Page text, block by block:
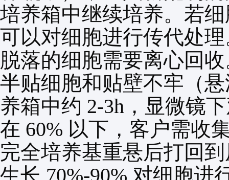
培养箱中继续培养。若
可以对细胞进行传代处
脱落的细胞需要离心回
半贴细胞和贴壁不牢（
养箱中约 2-3h ，显微镜
在 60% 以下，客户需收
完全培养基重悬后打回
生长 70%-90% 对细胞进